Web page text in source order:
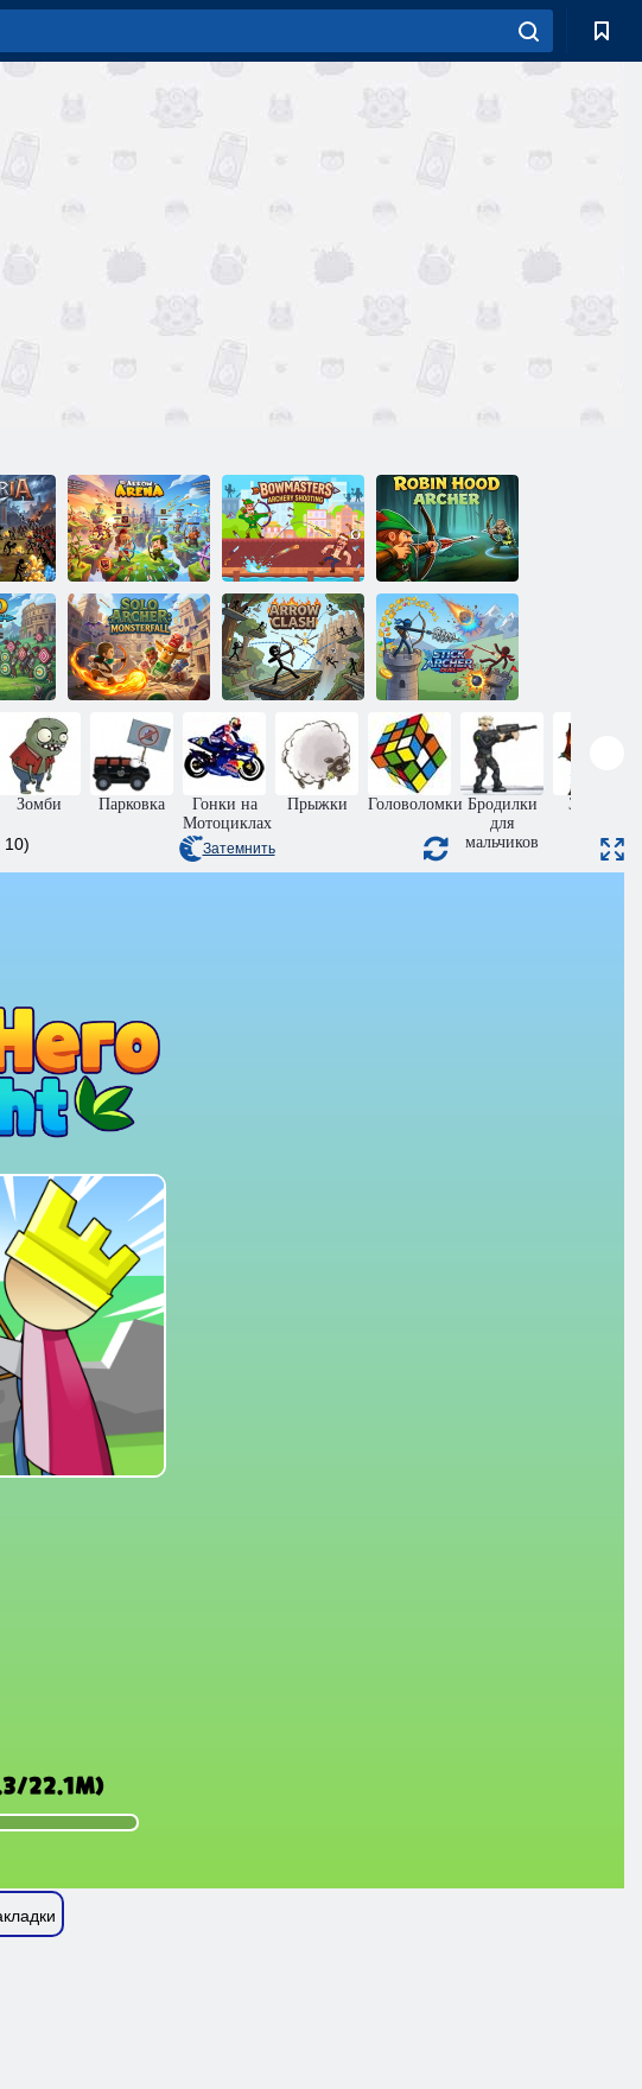
Арена стрелков
Мастера лука:
Стрельба из
лука от
Лучник Робин
Гуд
Одиночный
лучник:
Падение
монстров
Столкновение
стрел
Стикмен: Дуэль
лучников
Зомби Парковка
Гонки на
Мотоциклах
Прыжки Головоломки Бродилки
для
мальчиков
Защита
10) Затемнить